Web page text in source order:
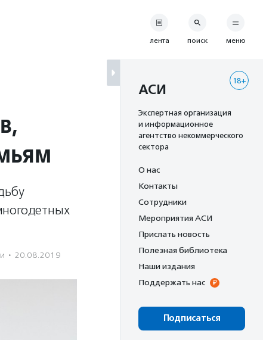
· 20.08.2019
лента поиск меню
18+
АСИ
Экспертная организация
и информационное
агентство некоммерческого
сектора
О нас
Контакты
Сотрудники
Мероприятия АСИ
Прислать новость
Полезная библиотека
Наши издания
Поддержать нас
Подписаться